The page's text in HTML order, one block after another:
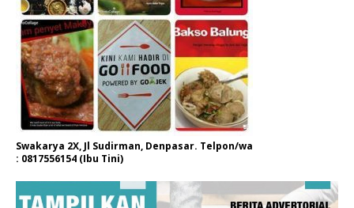
Swakarya 2X, Jl Sudirman, Denpasar. Telpon/wa
: 0817556154 (Ibu Tini)